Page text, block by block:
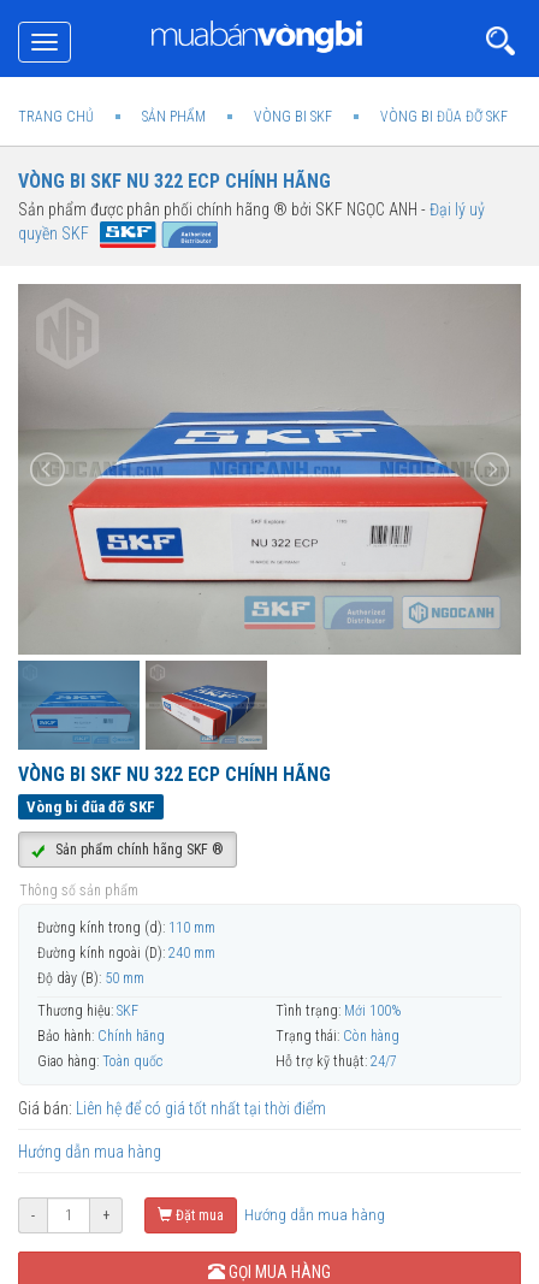
Toggle
navigation
TRANG CHỦ SẢN PHẨM VÒNG BI SKF VÒNG BI ĐŨA ĐỠ SKF
VÒNG BI SKF NU 322 ECP CHÍNH HÃNG
Sản phẩm được phân phối chính hãng ® bởi SKF NGỌC ANH -Đại lý uỷ
quyền SKF
VÒNG BI SKF NU 322 ECP CHÍNH HÃNG
Vòng bi đũa đỡ SKF
Sản phẩm chính hãng SKF ®
Thông số sản phẩm
Đường kính trong (d): 110 mm
Đường kính ngoài (D): 240 mm
Độ dày (B): 50 mm
Thương hiệu: SKF Tình trạng: Mới 100%
Bảo hành: Chính hãng Trạng thái: Còn hàng
Giao hàng: Toàn quốc Hỗ trợ kỹ thuật: 24/7
Giá bán: Liên hệ để có giá tốt nhất tại thời điểm
Hướng dẫn mua hàng
- + Đặt mua Hướng dẫn mua hàng
GỌI MUA HÀNG